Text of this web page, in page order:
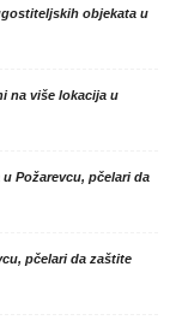
objekata u
na više lokacija u
Požarevcu, pčelari da
pčelari da zaštite